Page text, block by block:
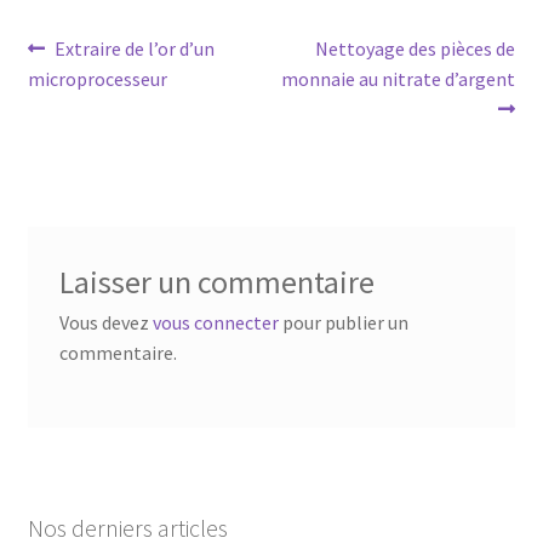
Extraire de l’or d’un
microprocesseur
Nettoyage des pièces de
monnaie au nitrate d’argent
Laisser un commentaire
Vous devez vous connecterpour publier un
commentaire.
Nos derniers articles